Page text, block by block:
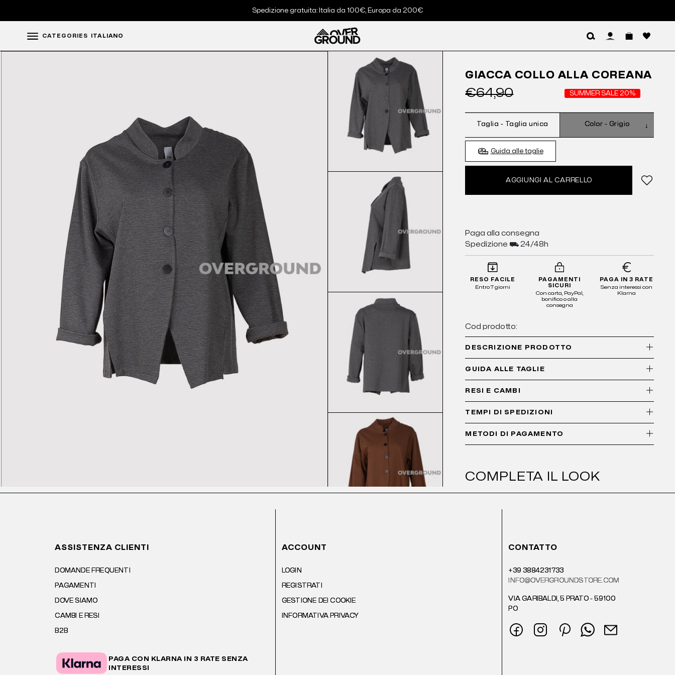
Spedizione gratuita: Italia da 100€, Europa da 200€
CATEGORIES ITALIANO Log In
GIACCA COLLO ALLA COREANA
€64,90 SUMMER SALE 20%
Taglia - Taglia unica Color - Grigio
Guida alle taglie
AGGIUNGI AL CARRELLO
Paga alla consegna
Spedizione ⛟ 24/48h
RESO FACILE
Entro 7 giorni
PAGAMENTI
SICURI
Con carta, PayPal,
bonifico o alla
consegna
PAGA IN 3 RATE
Senza interessi con
Klarna
Cod prodotto:
DESCRIZIONE PRODOTTO
GUIDA ALLE TAGLIE
RESI E CAMBI
TEMPI DI SPEDIZIONI
METODI DI PAGAMENTO
COMPLETA IL LOOK
ASSISTENZA CLIENTI
DOMANDE FREQUENTI
PAGAMENTI
DOVE SIAMO
CAMBI E RESI
B2B
PAGA CON KLARNA IN 3 RATE SENZA
INTERESSI
ACCOUNT
LOGIN
REGISTRATI
GESTIONE DEI COOKIE
INFORMATIVA PRIVACY
CONTATTO
+39 3884231733
INFO@OVERGROUNDSTORE.COM
VIA GARIBALDI, 5 PRATO - 59100
PO